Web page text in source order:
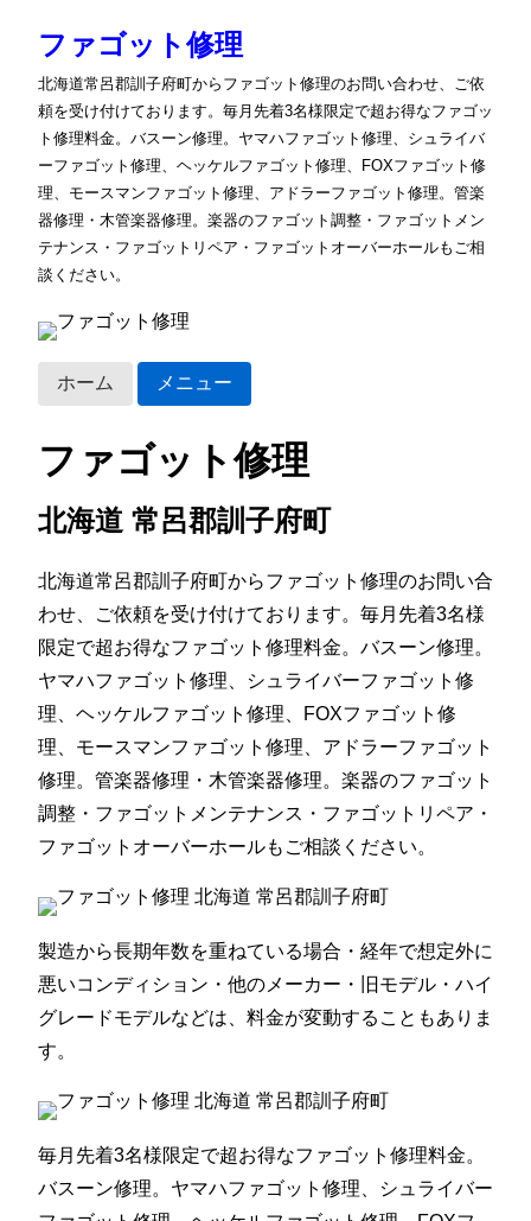
ファゴット修理
北海道常呂郡訓子府町からファゴット修理のお問い合わせ、ご依
頼を受け付けております。毎月先着3名様限定で超お得なファゴッ
ト修理料金。バスーン修理。ヤマハファゴット修理、シュライバ
ーファゴット修理、ヘッケルファゴット修理、FOXファゴット修
理、モースマンファゴット修理、アドラーファゴット修理。管楽
器修理・木管楽器修理。楽器のファゴット調整・ファゴットメン
テナンス・ファゴットリペア・ファゴットオーバーホールもご相
談ください。
ホーム メニュー
ファゴット修理
北海道 常呂郡訓子府町
北海道常呂郡訓子府町からファゴット修理のお問い合
わせ、ご依頼を受け付けております。毎月先着3名様
限定で超お得なファゴット修理料金。バスーン修理。
ヤマハファゴット修理、シュライバーファゴット修
理、ヘッケルファゴット修理、FOXファゴット修
理、モースマンファゴット修理、アドラーファゴット
修理。管楽器修理・木管楽器修理。楽器のファゴット
調整・ファゴットメンテナンス・ファゴットリペア・
ファゴットオーバーホールもご相談ください。
製造から長期年数を重ねている場合・経年で想定外に
悪いコンディション・他のメーカー・旧モデル・ハイ
グレードモデルなどは、料金が変動することもありま
す。
毎月先着3名様限定で超お得なファゴット修理料金。
バスーン修理。ヤマハファゴット修理、シュライバー